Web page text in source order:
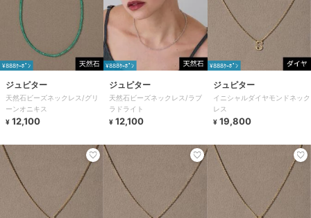
¥888ｸｰﾎﾟﾝ
ジュピター
天然石ビーズネックレス/グリ
ーンオニキス
¥ 12,100
¥888ｸｰﾎﾟﾝ
ジュピター
天然石ビーズネックレス/ラブ
ラドライト
¥ 12,100
¥888ｸｰﾎﾟﾝ
ジュピター
イニシャルダイヤモンドネック
レス
¥ 19,800